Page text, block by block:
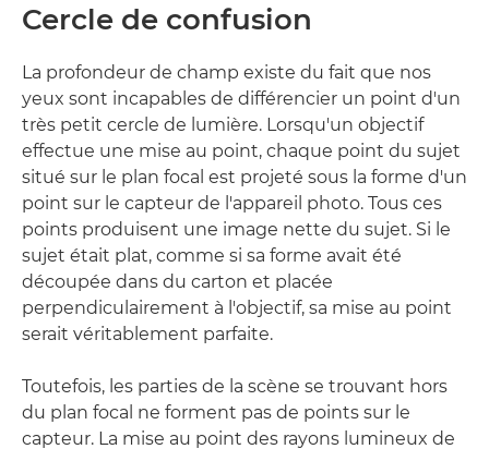
Cercle de confusion
La profondeur de champ existe du fait que nos
yeux sont incapables de différencier un point d'un
très petit cercle de lumière. Lorsqu'un objectif
effectue une mise au point, chaque point du sujet
situé sur le plan focal est projeté sous la forme d'un
point sur le capteur de l'appareil photo. Tous ces
points produisent une image nette du sujet. Si le
sujet était plat, comme si sa forme avait été
découpée dans du carton et placée
perpendiculairement à l'objectif, sa mise au point
serait véritablement parfaite.
Toutefois, les parties de la scène se trouvant hors
du plan focal ne forment pas de points sur le
capteur. La mise au point des rayons lumineux de